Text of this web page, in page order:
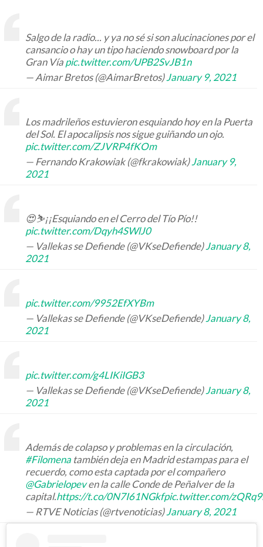
Salgo de la radio... y ya no sé si son alucinaciones por el
cansancio o hay un tipo haciendo snowboard por la
Gran Vía pic.twitter.com/UPB2SvJB1n
— Aimar Bretos (@AimarBretos)January 9, 2021
Los madrileños estuvieron esquiando hoy en la Puerta
del Sol. El apocalipsis nos sigue guiñando un ojo.
pic.twitter.com/ZJVRP4fKOm
— Fernando Krakowiak (@fkrakowiak)January 9,
2021
😍⛷️¡¡Esquiando en el Cerro del Tío Pío!!
pic.twitter.com/Dqyh4SWlJ0
— Vallekas se Defiende (@VKseDefiende)January 8,
2021
pic.twitter.com/9952EfXYBm
— Vallekas se Defiende (@VKseDefiende)January 8,
2021
pic.twitter.com/g4LIKiIGB3
— Vallekas se Defiende (@VKseDefiende)January 8,
2021
Además de colapso y problemas en la circulación,
#Filomena también deja en Madrid estampas para el
recuerdo, como esta captada por el compañero
@Gabrielopeven la calle Conde de Peñalver de la
capital.https://t.co/0N7I61NGkfpic.twitter.com/
— RTVE Noticias (@rtvenoticias)January 8, 2021